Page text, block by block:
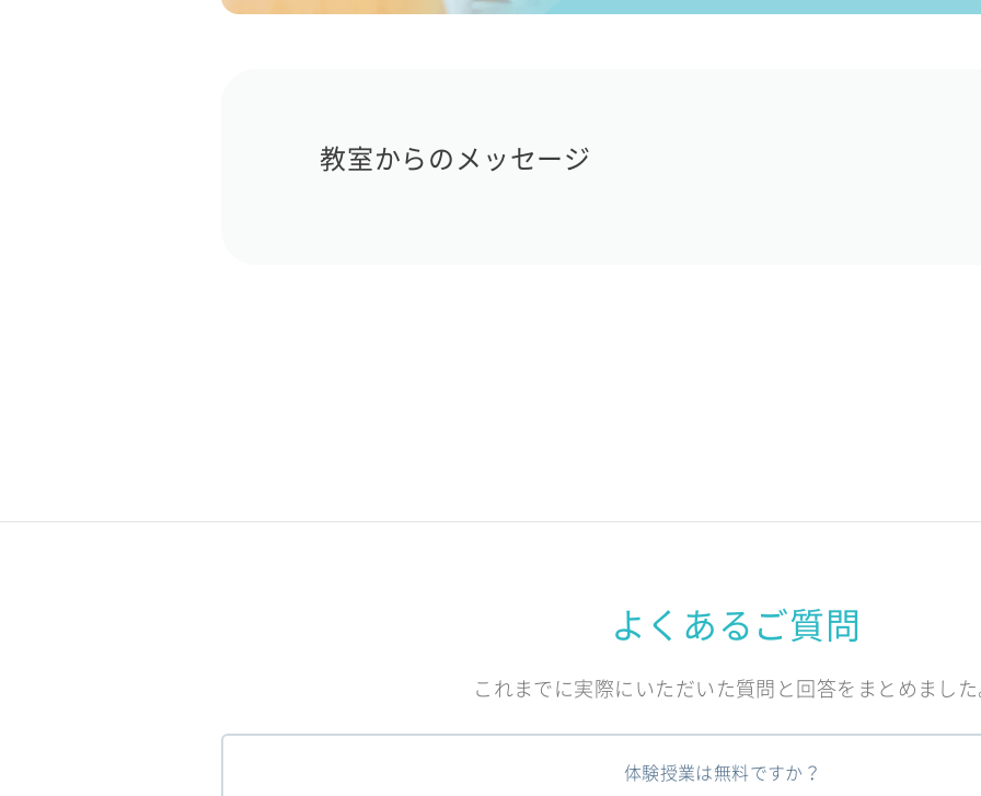
教室からのメッセージ
よくあるご質問
これまでに実際にいただいた質問と回答をまとめまし
体験授業は無料ですか？